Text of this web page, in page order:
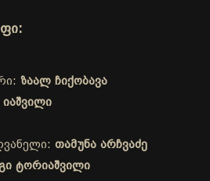
ზაალ ჩიქობავა
თამუნა არჩვაძე
ტორიაშვილი